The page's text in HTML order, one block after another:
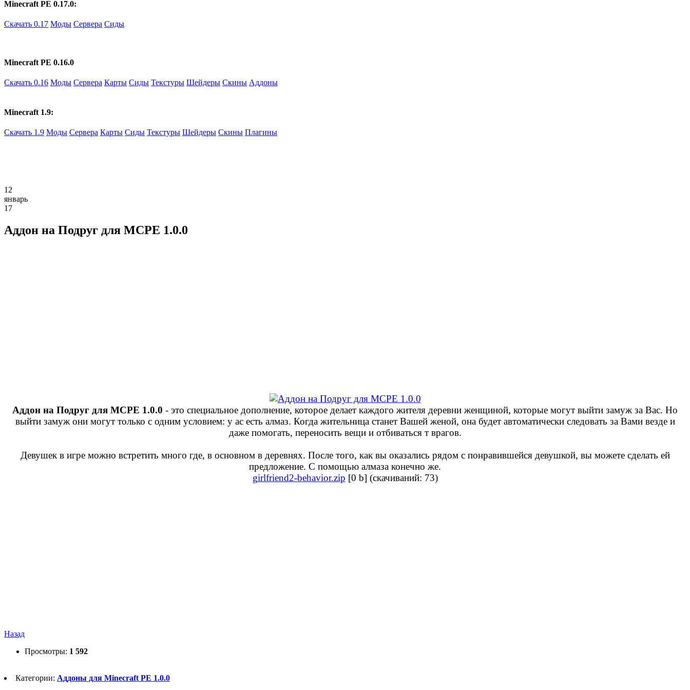
Minecraft PE 0.17.0:
Скачать 0.17 Моды Сервера Сиды
Minecraft PE 0.16.0
Скачать 0.16 Моды Сервера Карты Сиды Текстуры Шейдеры Скины Аддоны
Minecraft 1.9:
Скачать 1.9 Моды Сервера Карты Сиды Текстуры Шейдеры Скины Плагины
12
январь
17
Аддон на Подруг для MCPE 1.0.0
Аддон на Подруг для MCPE 1.0.0 - это специальное дополнение, которое делает каждого жителя деревни женщиной, которые могут выйти замуж за Вас. Но
выйти замуж они могут только с одним условием: у ас есть алмаз. Когда жительница станет Вашей женой, она будет автоматически следовать за Вами везде и
даже помогать, переносить вещи и отбиваться т врагов.
Девушек в игре можно встретить много где, в основном в деревнях. После того, как вы оказались рядом с понравившейся девушкой, вы можете сделать ей
предложение. С помощью алмаза конечно же.
girlfriend2-behavior.zip [0 b] (cкачиваний: 73)
Назад
Просмотры: 1 592
Категории: Аддоны для Minecraft PE 1.0.0